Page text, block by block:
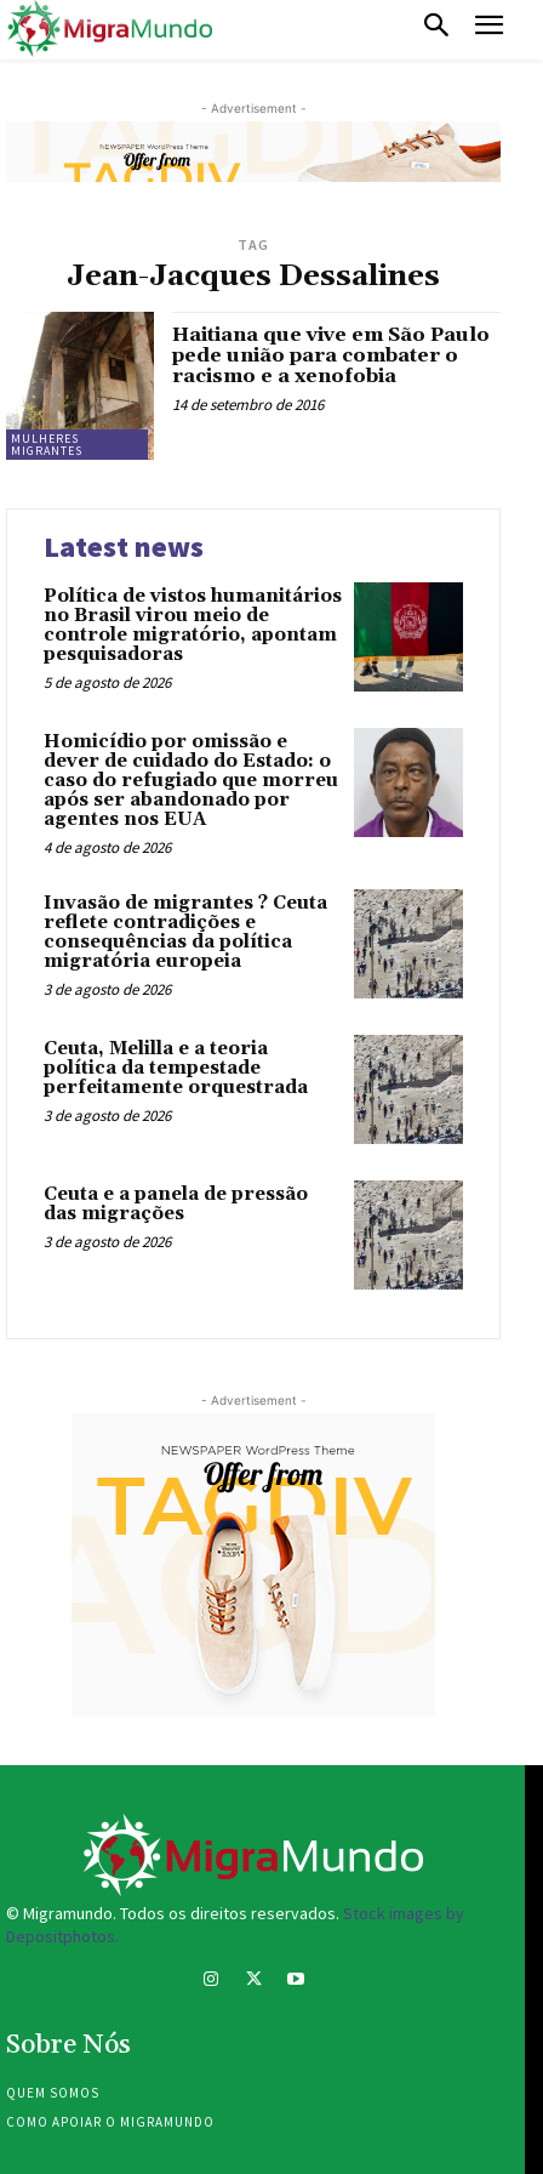
- Advertisement -
TAG
Jean-Jacques Dessalines
MULHERES
MIGRANTES
Haitiana que vive em São Paulo
pede união para combater o
racismo e a xenofobia
14 de setembro de 2016
Latest news
Política de vistos humanitários
no Brasil virou meio de
controle migratório, apontam
pesquisadoras
5 de agosto de 2026
Homicídio por omissão e
dever de cuidado do Estado: o
caso do refugiado que morreu
após ser abandonado por
agentes nos EUA
4 de agosto de 2026
Invasão de migrantes ? Ceuta
reflete contradições e
consequências da política
migratória europeia
3 de agosto de 2026
Ceuta, Melilla e a teoria
política da tempestade
perfeitamente orquestrada
3 de agosto de 2026
Ceuta e a panela de pressão
das migrações
3 de agosto de 2026
- Advertisement -
© Migramundo. Todos os direitos reservados. Stock images by
Depositphotos.
Sobre Nós
QUEM SOMOS
COMO APOIAR O MIGRAMUNDO